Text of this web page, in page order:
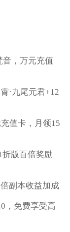
，万元充值
·九尾元君+12
值卡，月领15
版百倍奖励
副本收益加成
，免费享受高